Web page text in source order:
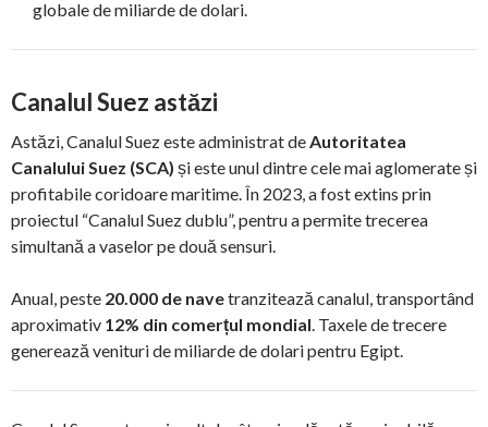
globale de miliarde de dolari.
Canalul Suez astăzi
Astăzi, Canalul Suez este administrat deAutoritatea
Canalului Suez (SCA) și este unul dintre cele mai aglomerate și
profitabile coridoare maritime. În 2023, a fost extins prin
proiectul “Canalul Suez dublu”, pentru a permite trecerea
simultană a vaselor pe două sensuri.
Anual, peste 20.000 de navetranzitează canalul, transportând
aproximativ 12% din comerțul mondial. Taxele de trecere
generează venituri de miliarde de dolari pentru Egipt.